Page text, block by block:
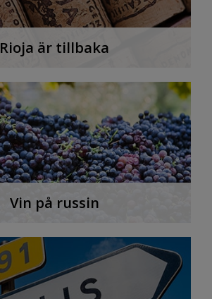
Rioja är tillbaka
Vin på russin